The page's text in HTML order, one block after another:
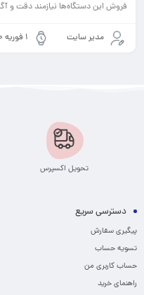
فروش این دستگاه‌ها نیازمند دقت و
مدیر سایت 1 فوریه 2020
تحویل اکسپرس
دسترسی سریع
پیگیری سفارش
تسویه حساب
حساب کاربری من
راهنمای خرید